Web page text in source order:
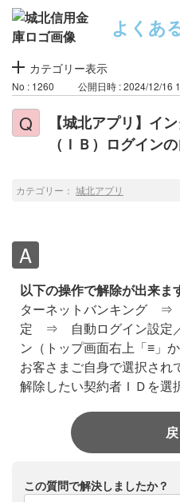
よくあ
カテゴリー表示
No : 1260 公開日時 : 2024/12/16
【城北アプリ】イ
（ＩＢ）ログイン
カテゴリー： 城北アプリ
以下の操作で解除が出来ま
ターネットバンキング ⇒
定 ⇒ 自動ログイン設定
ン（トップ画面右上「≡」
お客さまご自身で選択さ
解除したい契約者ＩＤを
この質問で解決しましたか？